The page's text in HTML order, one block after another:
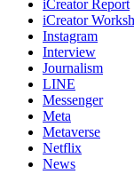
iCreator Report
iCreator
Instagram
Interview
Journalism
LINE
Messenger
Meta
Metaverse
Netflix
News